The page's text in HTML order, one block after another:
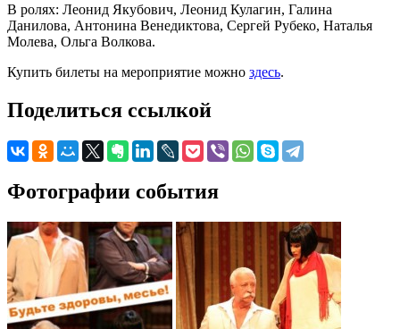
В ролях: Леонид Якубович, Леонид Кулагин, Галина
Данилова, Антонина Венедиктова, Сергей Рубеко, Наталья
Молева, Ольга Волкова.
Купить билеты на мероприятие можно здесь.
Поделиться ссылкой
Фотографии события